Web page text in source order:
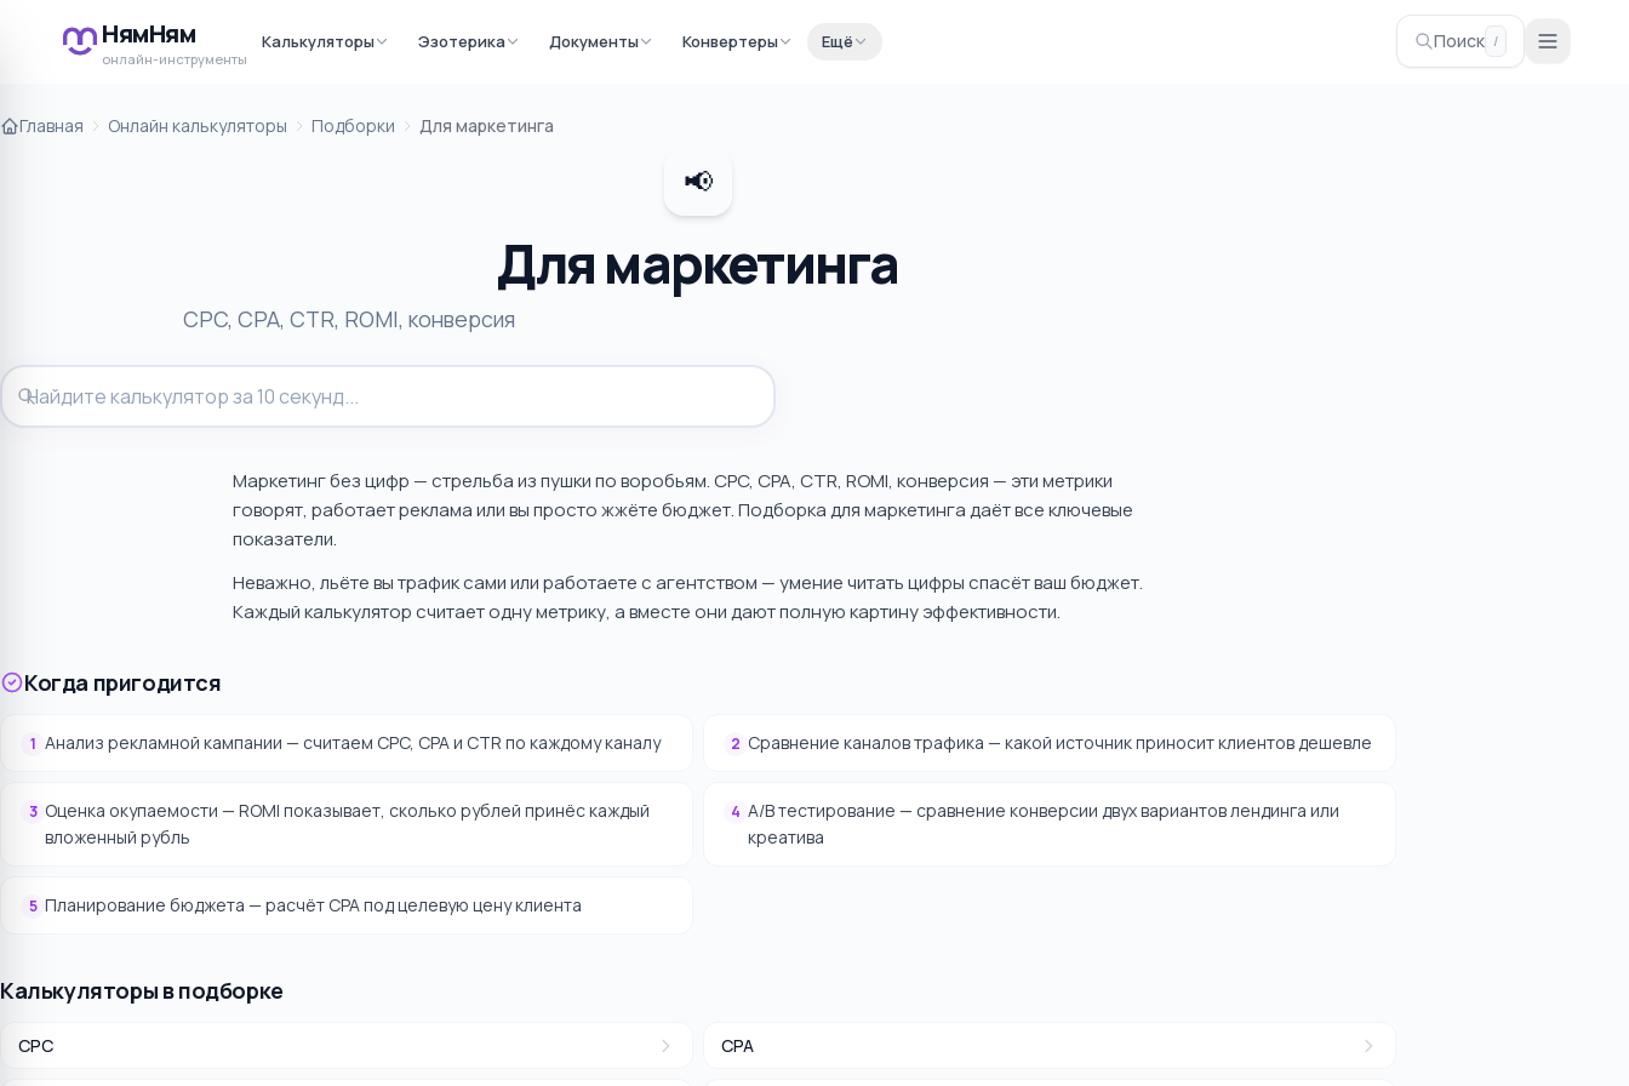
НямНям
онлайн-инструменты
Калькуляторы Эзотерика Документы Конвертеры Ещё Поиск /
Главная Онлайн калькуляторы Подборки Для маркетинга
📢
Для маркетинга
CPC, CPA, CTR, ROMI, конверсия
Маркетинг без цифр — стрельба из пушки по воробьям. CPC, CPA, CTR, ROMI, конверсия — эти метрики
говорят, работает реклама или вы просто жжёте бюджет. Подборка для маркетинга даёт все ключевые
показатели.
Неважно, льёте вы трафик сами или работаете с агентством — умение читать цифры спасёт ваш бюджет.
Каждый калькулятор считает одну метрику, а вместе они дают полную картину эффективности.
Когда пригодится
1 Анализ рекламной кампании — считаем CPC, CPA и CTR по каждому каналу 2 Сравнение каналов трафика — какой источник приносит клиентов дешевле
3 Оценка окупаемости — ROMI показывает, сколько рублей принёс каждый
вложенный рубль
4 A/B тестирование — сравнение конверсии двух вариантов лендинга или
креатива
5 Планирование бюджета — расчёт CPA под целевую цену клиента
Калькуляторы в подборке
CPC CPA